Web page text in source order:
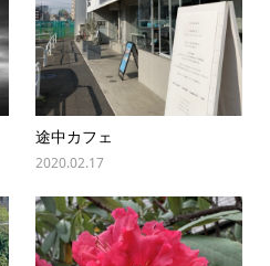
途中カフェ
2020.02.17